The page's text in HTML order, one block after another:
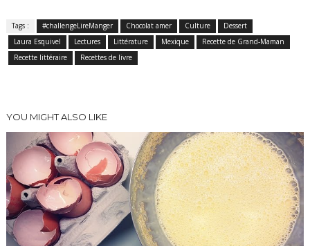
Tags : #challengeLireManger Chocolat amer Culture
Dessert
Laura Esquivel
Lectures Littérature Mexique
Recette de Grand-Maman
Recette littéraire
Recettes de livre
YOU MIGHT ALSO LIKE